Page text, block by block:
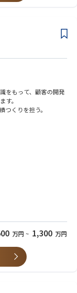
り8時間
をもって、顧客の開発
す。
くりを担う。
万円 ~ 1,300 万円